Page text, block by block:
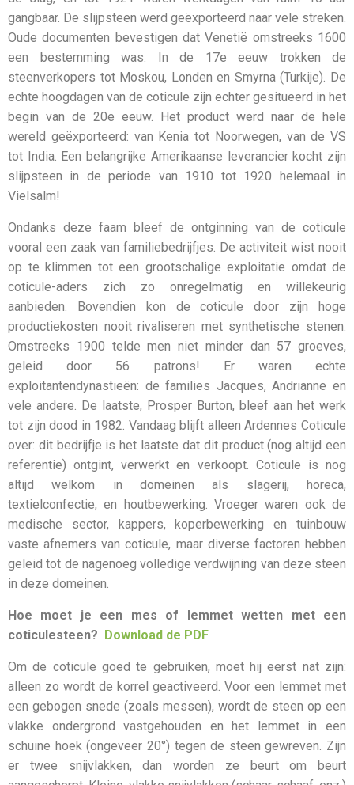
gangbaar. De slijpsteen werd geëxporteerd naar vele streken.
Oude documenten bevestigen dat Venetië omstreeks 1600
een bestemming was. In de 17e eeuw trokken de
steenverkopers tot Moskou, Londen en Smyrna (Turkije). De
echte hoogdagen van de coticule zijn echter gesitueerd in het
begin van de 20e eeuw. Het product werd naar de hele
wereld geëxporteerd: van Kenia tot Noorwegen, van de VS
tot India. Een belangrijke Amerikaanse leverancier kocht zijn
slijpsteen in de periode van 1910 tot 1920 helemaal in
Vielsalm!
Ondanks deze faam bleef de ontginning van de coticule
vooral een zaak van familiebedrijfjes. De activiteit wist nooit
op te klimmen tot een grootschalige exploitatie omdat de
coticule-aders zich zo onregelmatig en willekeurig
aanbieden. Bovendien kon de coticule door zijn hoge
productiekosten nooit rivaliseren met synthetische stenen.
Omstreeks 1900 telde men niet minder dan 57 groeves,
geleid door 56 patrons! Er waren echte
exploitantendynastieën: de families Jacques, Andrianne en
vele andere. De laatste, Prosper Burton, bleef aan het werk
tot zijn dood in 1982. Vandaag blijft alleen Ardennes Coticule
over: dit bedrijfje is het laatste dat dit product (nog altijd een
referentie) ontgint, verwerkt en verkoopt. Coticule is nog
altijd welkom in domeinen als slagerij, horeca,
textielconfectie, en houtbewerking. Vroeger waren ook de
medische sector, kappers, koperbewerking en tuinbouw
vaste afnemers van coticule, maar diverse factoren hebben
geleid tot de nagenoeg volledige verdwijning van deze steen
in deze domeinen.
Hoe moet je een mes of lemmet wetten met een
coticulesteen? Download de PDF
Om de coticule goed te gebruiken, moet hij eerst nat zijn:
alleen zo wordt de korrel geactiveerd. Voor een lemmet met
een gebogen snede (zoals messen), wordt de steen op een
vlakke ondergrond vastgehouden en het lemmet in een
schuine hoek (ongeveer 20°) tegen de steen gewreven. Zijn
er twee snijvlakken, dan worden ze beurt om beurt